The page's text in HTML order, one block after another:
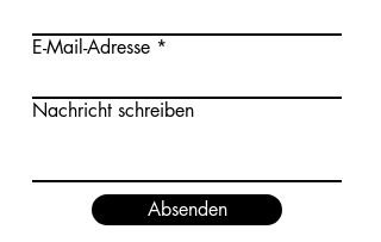
E-Mail-Adresse
Nachricht schreiben
Absenden